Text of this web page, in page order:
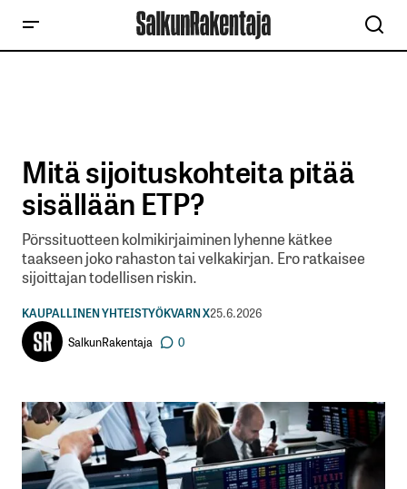
Mitä sijoituskohteita pitää
sisällään ETP?
Pörssituotteen kolmikirjaiminen lyhenne kätkee
taakseen joko rahaston tai velkakirjan. Ero ratkaisee
sijoittajan todellisen riskin.
KAUPALLINEN YHTEISTYÖKVARN X25.6.2026
SalkunRakentaja
0